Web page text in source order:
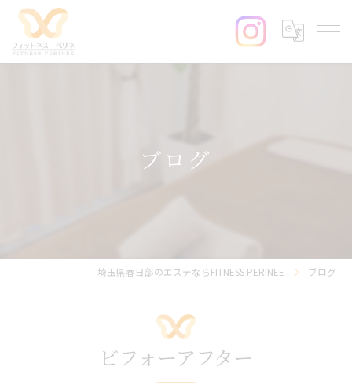
ブログ
埼玉県春日部のエステならFITNESS PERINEE ブログ
ビフォーアフター